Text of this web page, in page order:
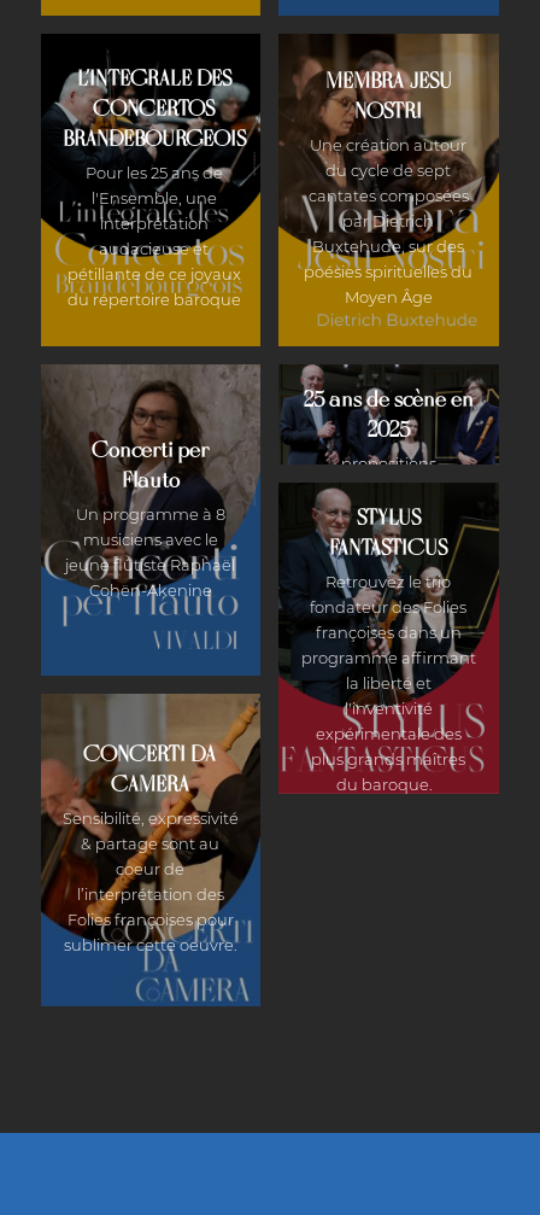
L’INTEGRALE DES
CONCERTOS
BRANDEBOURGEOIS
Pour les 25 ans de
l'Ensemble, une
interprétation
audacieuse et
pétillante de ce joyaux
du répertoire baroque
MEMBRA JESU
NOSTRI
Une création autour
du cycle de sept
cantates composées
par Dietrich
Buxtehude, sur des
poésies spirituelles du
Moyen Âge
Concerti per
Flauto
Un programme à 8
musiciens avec le
jeune flûtiste Raphaël
Cohën-Akenine
25 ans de scène en
2025
propositions
artistiques 25 26
STYLUS
FANTASTICUS
Retrouvez le trio
fondateur des Folies
françoises dans un
programme affirmant
la liberté et
l'inventivité
expérimentale des
plus grands maîtres
du baroque.
CONCERTI DA
CAMERA
Sensibilité, expressivité
& partage sont au
coeur de
l’interprétation des
Folies françoises pour
sublimer cette oeuvre.